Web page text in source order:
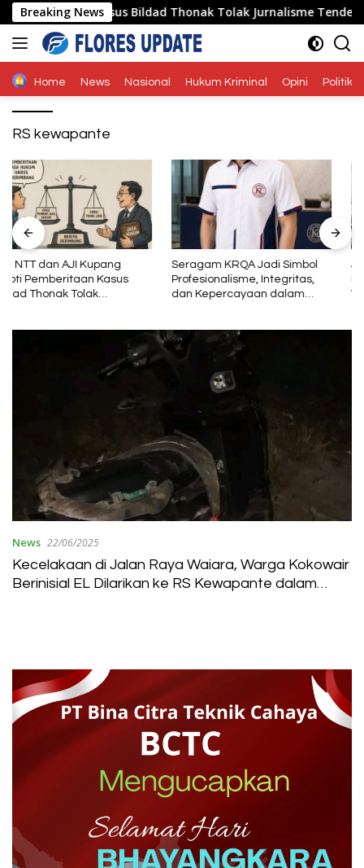
Langsung
ke
konten
Breaking NewsKasus Bildad Thonak Tolak Jurnalisme Tendensius
Home News Nasional Hukum Kriminal Opini Politik
RS kewapante
Seragam KRQA Jadi Simbol
Profesionalisme, Integritas,
dan Kepercayaan dalam
Jangan Sampai Rakyat Harus
Mencari Jalan Lain Karena
Wakilnya Tidak Hadir
News 22/06/2025
Kecelakaan di Jalan Raya Waiara, Warga Kokowair
Berinisial EL Dilarikan ke RS Kewapante dalam